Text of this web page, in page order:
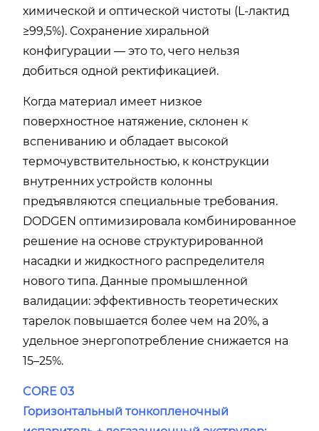
химической и оптической чистоты (L-лактид
≥99,5%). Сохранение хиральной
конфигурации — это то, чего нельзя
добиться одной ректификацией.
Когда материал имеет низкое
поверхностное натяжение, склонен к
вспениванию и обладает высокой
термочувствительностью, к конструкции
внутренних устройств колонны
предъявляются специальные требования.
DODGEN оптимизировала комбинированное
решение на основе структурированной
насадки и жидкостного распределителя
нового типа. Данные промышленной
валидации: эффективность теоретических
тарелок повышается более чем на 20%, а
удельное энергопотребление снижается на
15–25%.
CORE 03
Горизонтальный тонкопленочный